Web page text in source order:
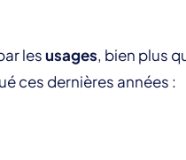
lesusages, bien plus
ces dernières années :